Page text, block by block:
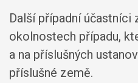
Další případní účastníci
okolnostech případu,
a na příslušných
příslušné země.